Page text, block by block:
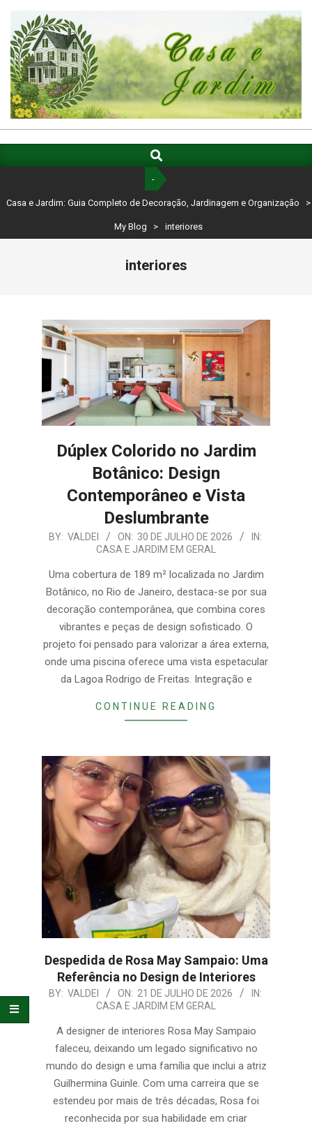
content
CASA
E
GUIA
COMPLETO
DECORAÇÃO,
ORGANIZAÇÃO
Navigation
Search
-
Casa e Jardim: Guia Completo de Decoração, Jardinagem e Organização >
My Blog > interiores
interiores
Dúplex Colorido no Jardim
Botânico: Design
Contemporâneo e Vista
Deslumbrante
2026-
30
BY: VALDEI ON: 30 DE JULHO DE 2026
IN:
CASA E JARDIM EM GERAL
Uma cobertura de 189 m² localizada no Jardim
Botânico, no Rio de Janeiro, destaca-se por sua
decoração contemporânea, que combina cores
vibrantes e peças de design sofisticado. O
projeto foi pensado para valorizar a área externa,
onde uma piscina oferece uma vista espetacular
da Lagoa Rodrigo de Freitas. Integração e
CONTINUE READING
Despedida de Rosa May Sampaio: Uma
Referência no Design de Interiores
2026-
BY: VALDEI ON: 21 DE JULHO DE 2026
IN:
CASA E JARDIM EM GERAL
A designer de interiores Rosa May Sampaio
faleceu, deixando um legado significativo no
mundo do design e uma família que inclui a atriz
Guilhermina Guinle. Com uma carreira que se
estendeu por mais de três décadas, Rosa foi
reconhecida por sua habilidade em criar